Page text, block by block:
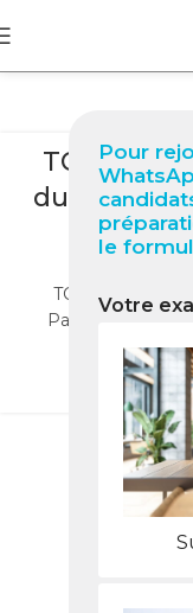
Pour
le
Votre
TCF
du Nord)
TCF Canada à
Packs Nabil et